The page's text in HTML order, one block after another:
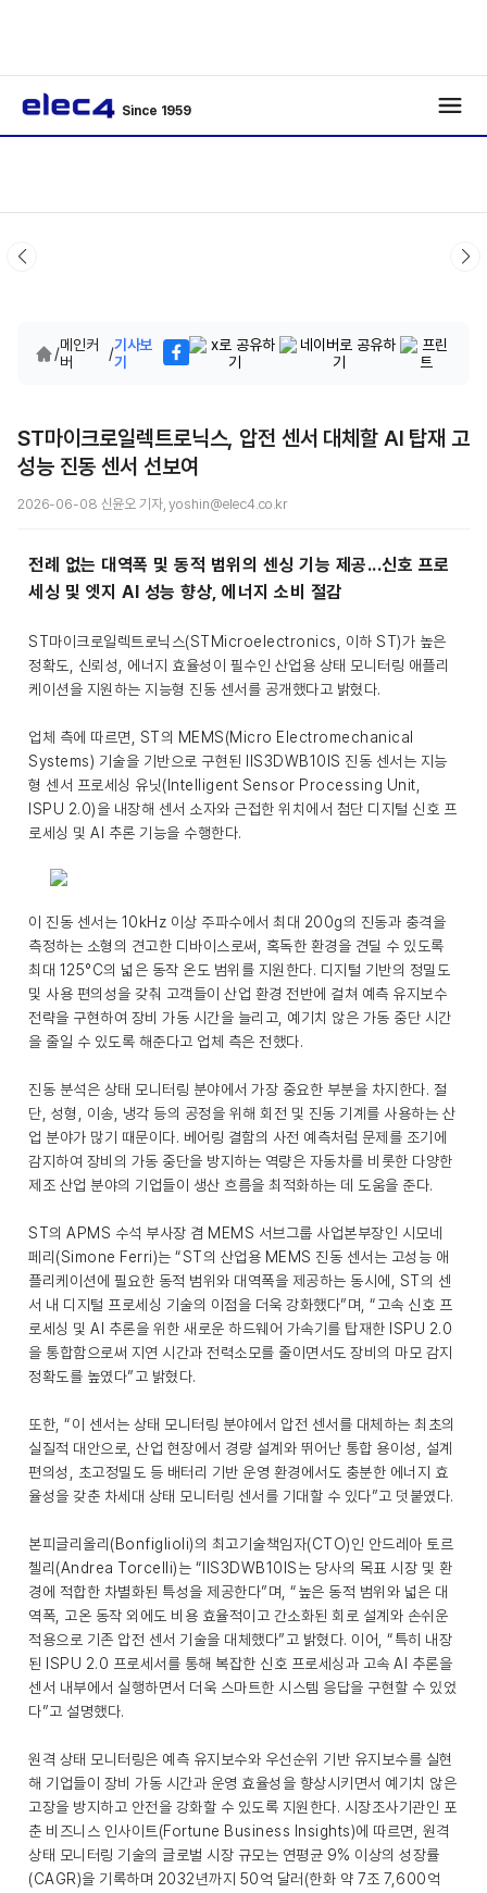
Since 1959
/메인커
버
/기사보
기
ST마이크로일렉트로닉스, 압전 센서 대체할 AI 탑재 고
성능 진동 센서 선보여
2026-06-08 신윤오 기자, yoshin@elec4.co.kr
전례 없는 대역폭 및 동적 범위의 센싱 기능 제공...신호 프로
세싱 및 엣지 AI 성능 향상, 에너지 소비 절감
ST마이크로일렉트로닉스(STMicroelectronics, 이하 ST)가 높은
정확도, 신뢰성, 에너지 효율성이 필수인 산업용 상태 모니터링 애플리
케이션을 지원하는 지능형 진동 센서를 공개했다고 밝혔다.
업체 측에 따르면, ST의 MEMS(Micro Electromechanical
Systems) 기술을 기반으로 구현된 IIS3DWB10IS 진동 센서는 지능
형 센서 프로세싱 유닛(Intelligent Sensor Processing Unit,
ISPU 2.0)을 내장해 센서 소자와 근접한 위치에서 첨단 디지털 신호 프
로세싱 및 AI 추론 기능을 수행한다.
이 진동 센서는 10kHz 이상 주파수에서 최대 200g의 진동과 충격을
측정하는 소형의 견고한 디바이스로써, 혹독한 환경을 견딜 수 있도록
최대 125°C의 넓은 동작 온도 범위를 지원한다. 디지털 기반의 정밀도
및 사용 편의성을 갖춰 고객들이 산업 환경 전반에 걸쳐 예측 유지보수
전략을 구현하여 장비 가동 시간을 늘리고, 예기치 않은 가동 중단 시간
을 줄일 수 있도록 해준다고 업체 측은 전했다.
진동 분석은 상태 모니터링 분야에서 가장 중요한 부분을 차지한다. 절
단, 성형, 이송, 냉각 등의 공정을 위해 회전 및 진동 기계를 사용하는 산
업 분야가 많기 때문이다. 베어링 결함의 사전 예측처럼 문제를 조기에
감지하여 장비의 가동 중단을 방지하는 역량은 자동차를 비롯한 다양한
제조 산업 분야의 기업들이 생산 흐름을 최적화하는 데 도움을 준다.
ST의 APMS 수석 부사장 겸 MEMS 서브그룹 사업본부장인 시모네
페리(Simone Ferri)는 “ST의 산업용 MEMS 진동 센서는 고성능 애
플리케이션에 필요한 동적 범위와 대역폭을 제공하는 동시에, ST의 센
서 내 디지털 프로세싱 기술의 이점을 더욱 강화했다”며, “고속 신호 프
로세싱 및 AI 추론을 위한 새로운 하드웨어 가속기를 탑재한 ISPU 2.0
을 통합함으로써 지연 시간과 전력소모를 줄이면서도 장비의 마모 감지
정확도를 높였다”고 밝혔다.
또한, “이 센서는 상태 모니터링 분야에서 압전 센서를 대체하는 최초의
실질적 대안으로, 산업 현장에서 경량 설계와 뛰어난 통합 용이성, 설계
편의성, 초고정밀도 등 배터리 기반 운영 환경에서도 충분한 에너지 효
율성을 갖춘 차세대 상태 모니터링 센서를 기대할 수 있다”고 덧붙였다.
본피글리올리(Bonfiglioli)의 최고기술책임자(CTO)인 안드레아 토르
첼리(Andrea Torcelli)는 “IIS3DWB10IS는 당사의 목표 시장 및 환
경에 적합한 차별화된 특성을 제공한다”며, “높은 동적 범위와 넓은 대
역폭, 고온 동작 외에도 비용 효율적이고 간소화된 회로 설계와 손쉬운
적용으로 기존 압전 센서 기술을 대체했다”고 밝혔다. 이어, “특히 내장
된 ISPU 2.0 프로세서를 통해 복잡한 신호 프로세싱과 고속 AI 추론을
센서 내부에서 실행하면서 더욱 스마트한 시스템 응답을 구현할 수 있었
다”고 설명했다.
원격 상태 모니터링은 예측 유지보수와 우선순위 기반 유지보수를 실현
해 기업들이 장비 가동 시간과 운영 효율성을 향상시키면서 예기치 않은
고장을 방지하고 안전을 강화할 수 있도록 지원한다. 시장조사기관인 포
춘 비즈니스 인사이트(Fortune Business Insights)에 따르면, 원격
상태 모니터링 기술의 글로벌 시장 규모는 연평균 9% 이상의 성장률
(CAGR)을 기록하며 2032년까지 50억 달러(한화 약 7조 7,600억